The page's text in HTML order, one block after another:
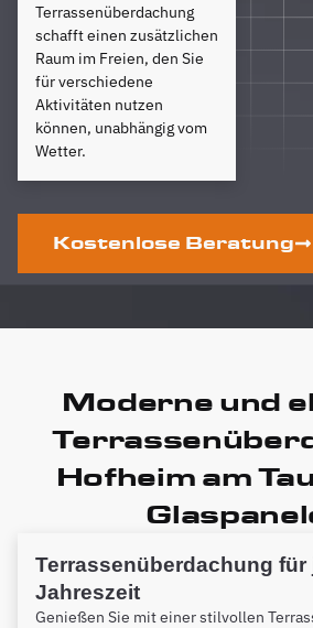
Terrassenüberdachung
schafft einen zusätzlichen
Raum im Freien, den Sie
für verschiedene
Aktivitäten nutzen
können, unabhängig vom
Wetter.
Kostenlose Beratung
Moderne und
Hofheim am
Terrassenüberdachung für
Jahreszeit
Genießen Sie mit einer stilvollen